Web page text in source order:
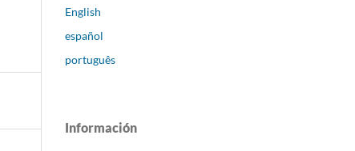
English
español
português
Información